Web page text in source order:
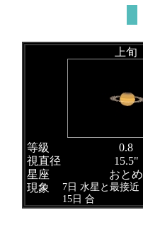
上旬
等級
0.8
視直径
15.5"
星座
おとめ
現象
7日 水星と最接近
15日 合